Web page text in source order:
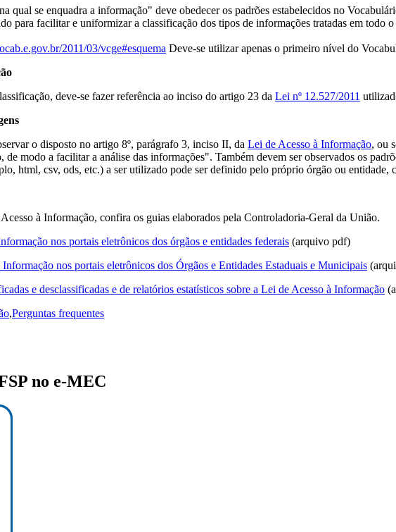
qual se enquadra a informação" deve obedecer os padrões estabelecidos no
para facilitar e uniformizar a classificação dos tipos de informações tratadas em todo
2011/03/vcge#esquema Deve-se utilizar apenas o primeiro nível do
deve-se fazer referência ao inciso do artigo 23 da Lei nº 12.527/2011
o disposto no artigo 8º, parágrafo 3, inciso II, da Lei de Acesso à Informação, ou
modo a facilitar a análise das informações". Também devem ser observados os
html, csv, ods, etc.) a ser utilizado pode ser definido pelo próprio órgão ou entidade,
à Informação, confira os guias elaborados pela Controladoria-Geral da União.
nos portais eletrônicos dos órgãos e entidades federais (arquivo pdf)
nos portais eletrônicos dos Órgãos e Entidades Estaduais e Municipais
e desclassificadas e de relatórios estatísticos sobre a Lei de Acesso à Informação
,Perguntas frequentes
no e-MEC